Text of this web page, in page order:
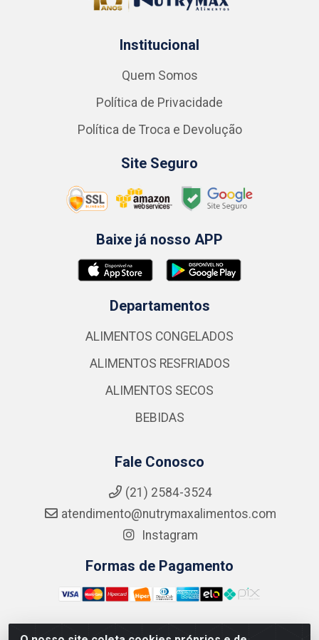
Institucional
Quem Somos
Política de Privacidade
Política de Troca e Devolução
Site Seguro
Baixe já nosso APP
Departamentos
ALIMENTOS CONGELADOS
ALIMENTOS RESFRIADOS
ALIMENTOS SECOS
BEBIDAS
Fale Conosco
(21) 2584-3524
atendimento@nutrymaxalimentos.com
Instagram
Formas de Pagamento